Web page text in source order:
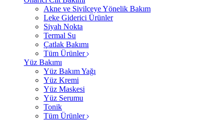
Akne ve Sivilceye Yönelik Bakım
Leke Giderici Ürünler
Siyah Nokta
Termal Su
Çatlak Bakımı
Tüm Ürünler
Yüz Bakımı
Yüz Bakım Yağı
Yüz Kremi
Yüz Maskesi
Yüz Serumu
Tonik
Tüm Ürünler